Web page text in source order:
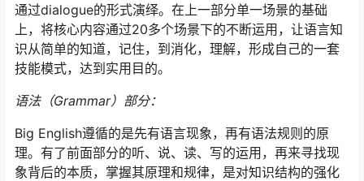
通过dialogue的形式演绎。在上一部分单一场景的基础
上，将核心内容通过20多个场景下的不断运用，让语言知
识从简单的知道，记住，到消化，理解，形成自己的一套
技能模式，达到实用目的。
语法（Grammar）部分：
Big English遵循的是先有语言现象，再有语法规则的原
理。有了前面部分的听、说、读、写的运用，再来寻找现
象背后的本质，掌握其原理和规律，是对知识结构的强化